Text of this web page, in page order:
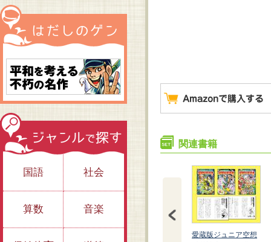
関連書籍
愛蔵版ジュニア空想
国語 社会
算数 音楽